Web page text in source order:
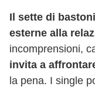
Il sette di
esterne alla
incomprensioni,
invita a
la pena. I single